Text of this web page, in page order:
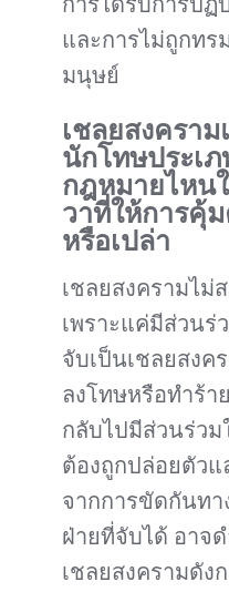
และการไม่ถูกทร
มนุษย์
เชลยสงครา
นักโทษประเ
กฎหมายไหน
วาที่ให้การคุ้
หรือเปล่า
เชลยสงครามไม่
เพราะแค่มีส่วนร่
จับเป็นเชลยสงค
ลงโทษหรือทำร้า
กลับไปมีส่วนร่วม
ต้องถูกปล่อยตัว
จากการขัดกันท
ฝ่ายที่จับได้ อาจ
เชลยสงครามดัง